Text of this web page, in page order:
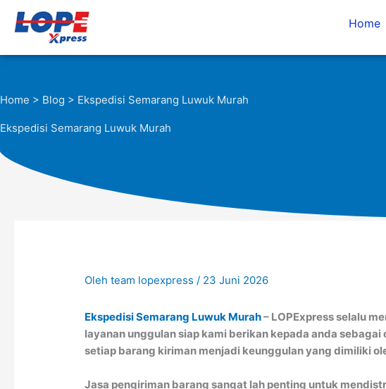
Home
Home > Blog > Ekspedisi Semarang Luwuk Murah
Ekspedisi Semarang Luwuk Murah
Olehteam lopexpress / 23 Juni 2026
Ekspedisi Semarang Luwuk Murah– LOPExpress selalu
layanan unggulan siap kami berikan kepada anda
setiap barang kiriman menjadi keunggulan yang dimiliki
Jasa pengiriman barang sangat lah penting untuk